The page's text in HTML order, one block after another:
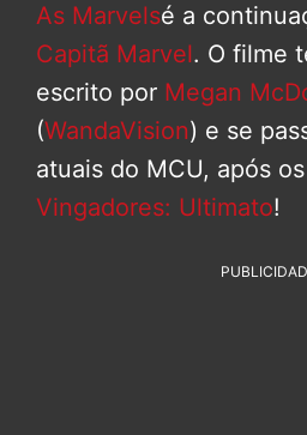
As Marvelsé a
Capitã Marvel. O filme
escrito por Megan
(WandaVision) e se
atuais do MCU, após
Vingadores: Ultimato!